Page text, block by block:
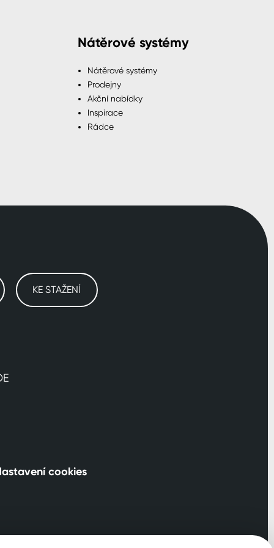
Nátěrové systémy
Nátěrové systémy
Prodejny
Akční nabídky
Inspirace
Rádce
KE STAŽENÍ
cookies